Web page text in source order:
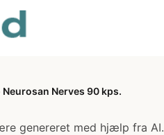
Neurosan Nerves 90 kps.
genereret med hjælp fra AI.